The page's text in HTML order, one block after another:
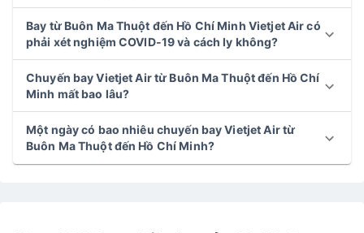
Bay từ Buôn Ma Thuột đến Hồ Chí Minh Vietjet Air có
phải xét nghiệm COVID-19 và cách ly không?
Chuyến bay Vietjet Air từ Buôn Ma Thuột đến Hồ Chí
Minh mất bao lâu?
Một ngày có bao nhiêu chuyến bay Vietjet Air từ
Buôn Ma Thuột đến Hồ Chí Minh?